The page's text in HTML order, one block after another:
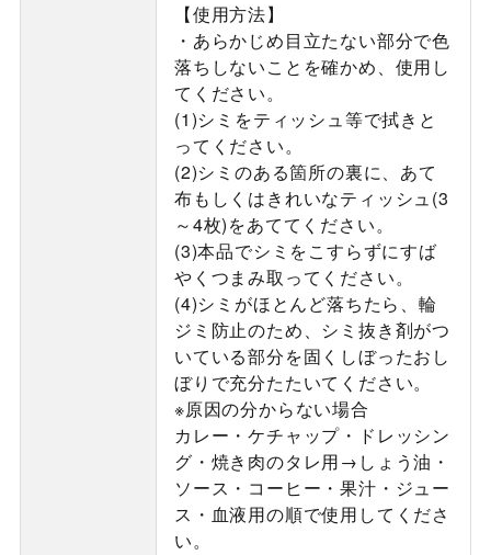
【使用方法】
・あらかじめ目立たない部分で色
落ちしないことを確かめ、使用し
てください。
(1)シミをティッシュ等で拭きと
ってください。
(2)シミのある箇所の裏に、あて
布もしくはきれいなティッシュ(3
～4枚)をあててください。
(3)本品でシミをこすらずにすば
やくつまみ取ってください。
(4)シミがほとんど落ちたら、輪
ジミ防止のため、シミ抜き剤がつ
いている部分を固くしぼったおし
ぼりで充分たたいてください。
※原因の分からない場合
カレー・ケチャップ・ドレッシン
グ・焼き肉のタレ用→しょう油・
ソース・コーヒー・果汁・ジュー
ス・血液用の順で使用してくださ
い。